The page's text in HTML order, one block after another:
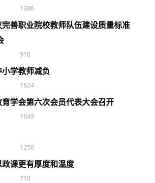
1386
善职业院校教师队伍建设质量标准
916
学教师减负
1624
学会第六次会员代表大会召开
1649
1250
课更有厚度和温度
710